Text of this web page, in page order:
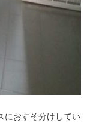
におすそ分けしてい